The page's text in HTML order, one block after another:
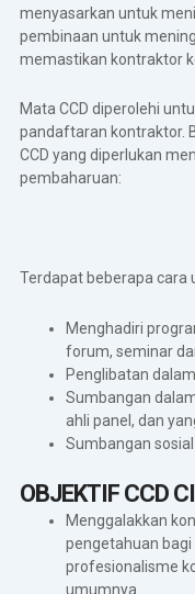
menyasarkan untuk
pembinaan untuk
memastikan kontraktor
Mata CCD diperolehi
pandaftaran kontraktor.
CCD yang diperlukan
pembaharuan:
Terdapat beberapa cara
Menghadiri
forum, seminar
Penglibatan
Sumbangan
ahli panel, dan
Sumbangan sosial
OBJEKTIF CCD
Menggalakkan
pengetahuan
profesionalisme
umumnya